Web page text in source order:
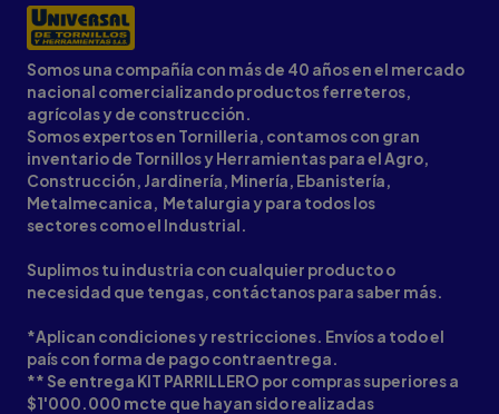
Somos una compañía con más de 40 años en el mercado
nacional comercializando productos ferreteros,
agrícolas y de construcción.
Somos expertos en Tornilleria, contamos con gran
inventario de Tornillos y Herramientas para el Agro,
Construcción, Jardinería, Minería, Ebanistería,
Metalmecanica, Metalurgia y para todos los
sectores como el Industrial.
Suplimos tu industria con cualquier producto o
necesidad que tengas, contáctanos para saber más.
*Aplican condiciones y restricciones. Envíos a todo el
país con forma de pago contraentrega.
** Se entrega KIT PARRILLERO por compras superiores a
$1'000.000 mcte que hayan sido realizadas